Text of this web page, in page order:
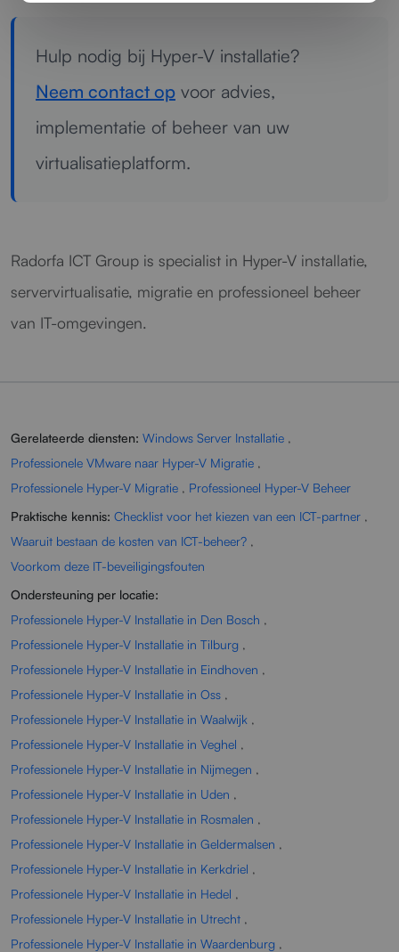
Hulp nodig bij Hyper-V installatie?
Neem contact op voor advies,
implementatie of beheer van uw
virtualisatieplatform.
Radorfa ICT Group is specialist in Hyper-V installatie,
servervirtualisatie, migratie en professioneel beheer
van IT-omgevingen.
Gerelateerde diensten: Windows Server Installatie ,
Professionele VMware naar Hyper-V Migratie ,
Professionele Hyper-V Migratie , Professioneel Hyper-V Beheer
Praktische kennis: Checklist voor het kiezen van een ICT-partner ,
Waaruit bestaan de kosten van ICT-beheer? ,
Voorkom deze IT-beveiligingsfouten
Ondersteuning per locatie:
Professionele Hyper-V Installatie in Den Bosch ,
Professionele Hyper-V Installatie in Tilburg ,
Professionele Hyper-V Installatie in Eindhoven ,
Professionele Hyper-V Installatie in Oss ,
Professionele Hyper-V Installatie in Waalwijk ,
Professionele Hyper-V Installatie in Veghel ,
Professionele Hyper-V Installatie in Nijmegen ,
Professionele Hyper-V Installatie in Uden ,
Professionele Hyper-V Installatie in Rosmalen ,
Professionele Hyper-V Installatie in Geldermalsen ,
Professionele Hyper-V Installatie in Kerkdriel ,
Professionele Hyper-V Installatie in Hedel ,
Professionele Hyper-V Installatie in Utrecht ,
Professionele Hyper-V Installatie in Waardenburg ,